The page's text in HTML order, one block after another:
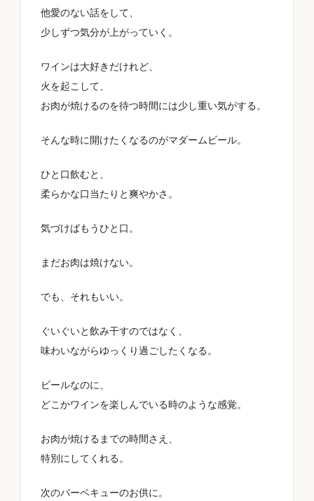
リセット
他愛のない話をして、
少しずつ気分が上がっていく。
ワインは大好きだけれど、
火を起こして、
お肉が焼けるのを待つ時間には少し重い気がする。
そんな時に開けたくなるのがマダームビール。
ひと口飲むと、
柔らかな口当たりと爽やかさ。
気づけばもうひと口。
まだお肉は焼けない。
でも、それもいい。
ぐいぐいと飲み干すのではなく、
味わいながらゆっくり過ごしたくなる。
ビールなのに、
どこかワインを楽しんでいる時のような感覚。
お肉が焼けるまでの時間さえ、
特別にしてくれる。
次のバーベキューのお供に。